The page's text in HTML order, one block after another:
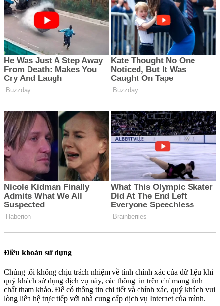
Điều khoản sử dụng
Chúng tôi không chịu trách nhiệm về tính chính xác của dữ liệu khi
quý khách sử dụng dịch vụ này, các thông tin trên chỉ mang tính
chất tham khảo. Để có thông tin chi tiết và chính xác, quý khách vui
lòng liên hệ trực tiếp với nhà cung cấp dịch vụ Internet của mình.